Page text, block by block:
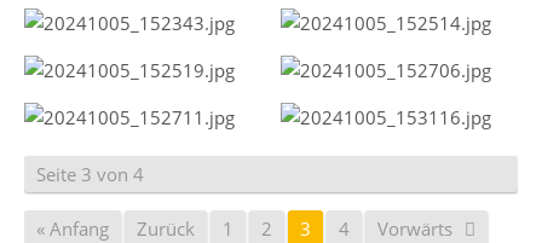
Seite 3 von 4
« Anfang Zurück 1 2 3 4 Vorwärts